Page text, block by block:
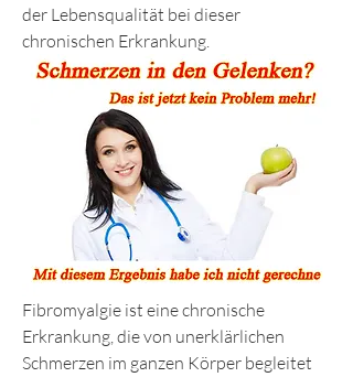
der Lebensqualität bei dieser
chronischen Erkrankung.
Fibromyalgie ist eine chronische
Erkrankung, die von unerklärlichen
Schmerzen im ganzen Körper begleitet